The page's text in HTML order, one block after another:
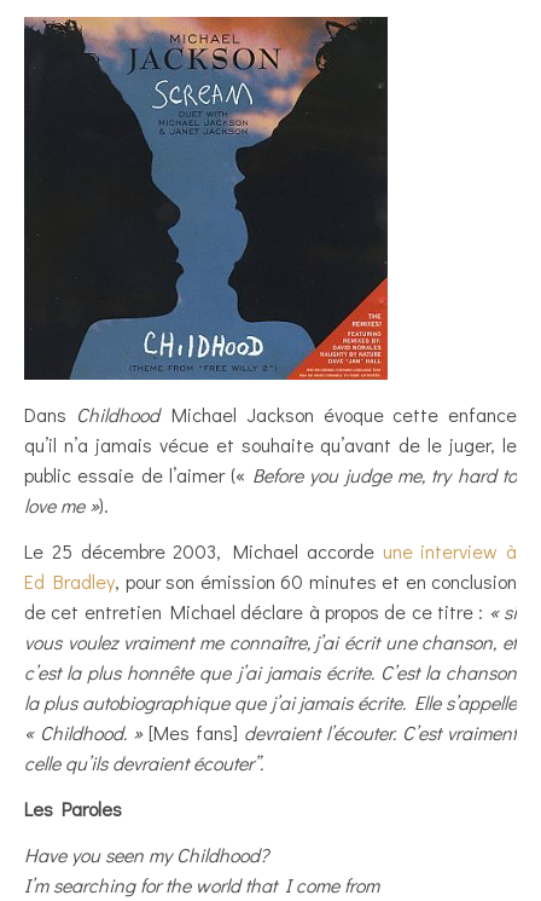
Dans ChildhoodMichael Jackson évoque cette enfance
qu’il n’a jamais vécue et souhaite qu’avant de le juger, le
public essaie de l’aimer (« Before you judge me, try hard to
love me »).
Le 25 décembre 2003, Michael accorde une interview à
Ed Bradley, pour son émission 60 minutes et en conclusion
de cet entretien Michael déclare à propos de ce titre : « si
vous voulez vraiment me connaître, j’ai écrit une chanson, et
c’est la plus honnête que j’ai jamais écrite. C’est la chanson
la plus autobiographique que j’ai jamais écrite. Elle s’appelle
« Childhood. »[Mes fans] devraient l’écouter. C’est vraiment
celle qu’ils devraient écouter”.
Les Paroles
Have you seen my Childhood?
I’m searching for the world that I come from